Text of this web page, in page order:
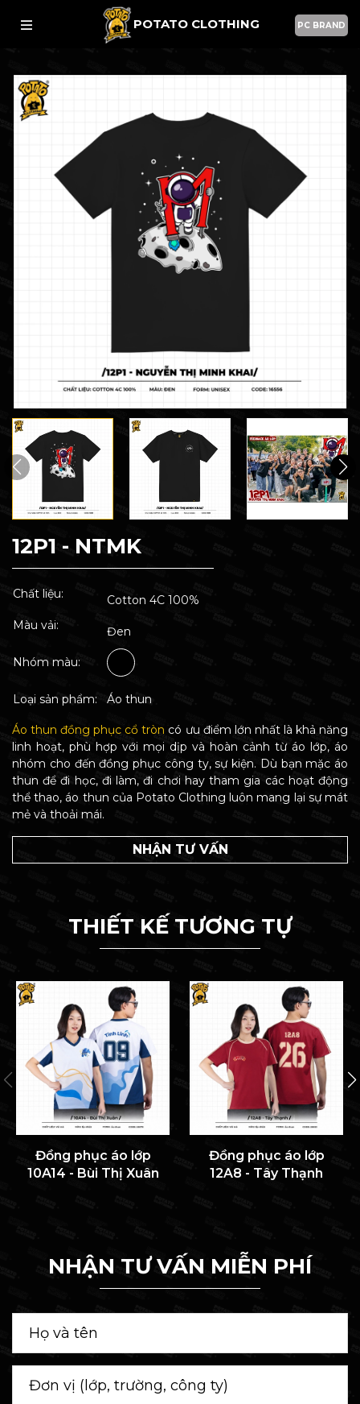
POTATO CLOTHING PC BRAND
12P1 - NTMK
Chất liệu:
Cotton 4C 100%
Màu vải:
Đen
Nhóm màu:
Loại sản phẩm: Áo thun
Áo thun đồng phục cổ tròn có ưu điểm lớn nhất là khả năng
linh hoạt, phù hợp với mọi dịp và hoàn cảnh từ áo lớp, áo
nhóm cho đến đồng phục công ty, sự kiện. Dù bạn mặc áo
thun để đi học, đi làm, đi chơi hay tham gia các hoạt động
thể thao, áo thun của Potato Clothing luôn mang lại sự mát
mẻ và thoải mái.
NHẬN TƯ VẤN
THIẾT KẾ TƯƠNG TỰ
Đồng phục áo lớp
10A14 - Bùi Thị Xuân
Đồng phục áo lớp
12A8 - Tây Thạnh
NHẬN TƯ VẤN MIỄN PHÍ